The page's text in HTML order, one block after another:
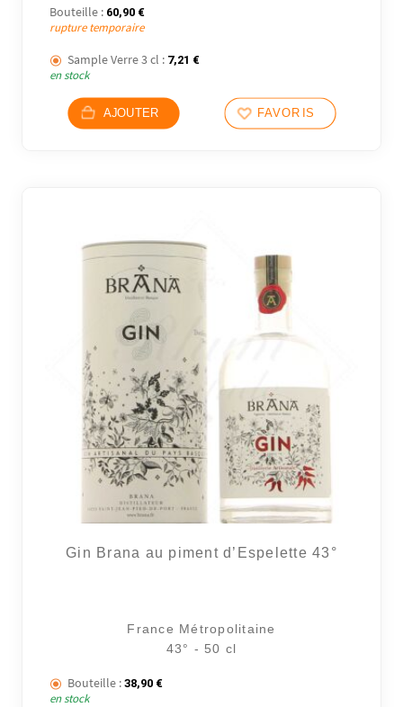
Bouteille : 60,90 €
rupture temporaire
Sample Verre 3 cl : 7,21 €
en stock
AJOUTER FAVORIS
Gin Brana au piment d’Espelette 43°
France Métropolitaine
43° - 50 cl
Bouteille : 38,90 €
en stock